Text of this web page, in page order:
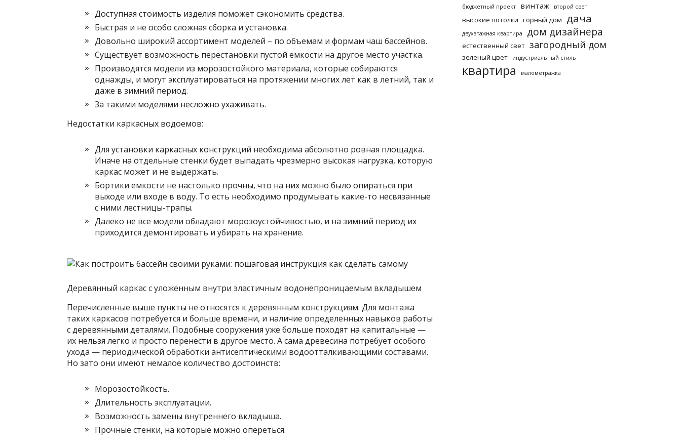
Доступная стоимость изделия поможет сэкономить средства.
Быстрая и не особо сложная сборка и установка.
Довольно широкий ассортимент моделей – по объемам и формам чаш бассейнов.
Существует возможность перестановки пустой емкости на другое место участка.
Производятся модели из морозостойкого материала, которые собираются
однажды, и могут эксплуатироваться на протяжении многих лет как в летний, так и
даже в зимний период.
За такими моделями несложно ухаживать.
Недостатки каркасных водоемов:
Для установки каркасных конструкций необходима абсолютно ровная площадка.
Иначе на отдельные стенки будет выпадать чрезмерно высокая нагрузка, которую
каркас может и не выдержать.
Бортики емкости не настолько прочны, что на них можно было опираться при
выходе или входе в воду. То есть необходимо продумывать какие-то несвязанные
с ними лестницы-трапы.
Далеко не все модели обладают морозоустойчивостью, и на зимний период их
приходится демонтировать и убирать на хранение.
Деревянный каркас с уложенным внутри эластичным водонепроницаемым вкладышем
Перечисленные выше пункты не относятся к деревянным конструкциям. Для монтажа
таких каркасов потребуется и больше времени, и наличие определенных навыков работы
с деревянными деталями. Подобные сооружения уже больше походят на капитальные —
их нельзя легко и просто перенести в другое место. А сама древесина потребует особого
ухода — периодической обработки антисептическими водоотталкивающими составами.
Но зато они имеют немалое количество достоинств:
Морозостойкость.
Длительность эксплуатации.
Возможность замены внутреннего вкладыша.
Прочные стенки, на которые можно опереться.
бюджетный проект
винтаж второй свет
высокие потолки горный дом дача
двухэтажная квартира дом дизайнера
естественный свет загородный дом
зеленый цвет индустриальный стиль
квартира малометражка